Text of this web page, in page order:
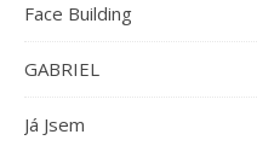
Face Building
GABRIEL
Já Jsem